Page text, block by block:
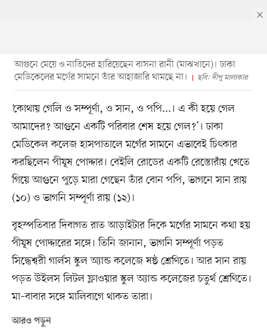
আগুনে মেয়ে ও নাতিদের হারিয়েছেন বাসনা রানী (মাঝখানে)। ঢাকা
মেডিকেলের মর্গের সামনে তাঁর আহাজারি থামছে না।
ছবি: দীপু মালাকার
‘কোথায় গেলি ও সম্পূর্ণা, ও সান, ও পপি...। এ কী হয়ে গেল
আমাদের? আগুনে একটি পরিবার শেষ হয়ে গেল?’। ঢাকা
মেডিকেল কলেজ হাসপাতালে মর্গের সামনে এভাবেই চিৎকার
করছিলেন পীযূষ পোদ্দার। বেইলি রোডের একটি রেস্তোরাঁয় খেতে
গিয়ে আগুনে পুড়ে মারা গেছেন তাঁর বোন পপি, ভাগনে সান রায়
(১০) ও ভাগনি সম্পূর্ণা রায় (১২)।
বৃহস্পতিবার দিবাগত রাত আড়াইটার দিকে মর্গের সামনে কথা হয়
পীযূষ পোদ্দারের সঙ্গে। তিনি জানান, ভাগনি সম্পূর্ণা পড়ত
সিদ্ধেশ্বরী গার্লস স্কুল অ্যান্ড কলেজে ষষ্ঠ শ্রেণিতে। আর সান রায়
পড়ত উইলস লিটল ফ্লাওয়ার স্কুল অ্যান্ড কলেজের চতুর্থ শ্রেণিতে।
মা–বাবার সঙ্গে মালিবাগে থাকত তারা।
আরও পড়ুন